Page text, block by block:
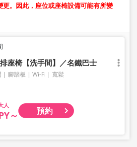
更。因此，座位或座椅設備可能有所變
座椅【洗手間】／名鐵巴士
腳踏板 Wi-Fi 寬鬆
人
～ 預約